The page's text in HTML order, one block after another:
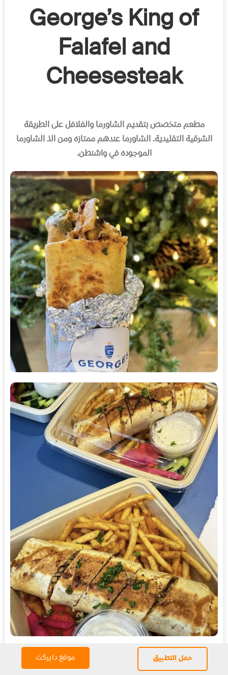
George’s King of
Falafel and
Cheesesteak
مطعم متخصص بتقديم الشاورما والفلافل على الطريقة
الشرقية التقليدية.الشاورما عندهم ممتازه ومن الذ الشاورما
الموجوده في واشنطن.
حمل التطبيق موقع دايركت